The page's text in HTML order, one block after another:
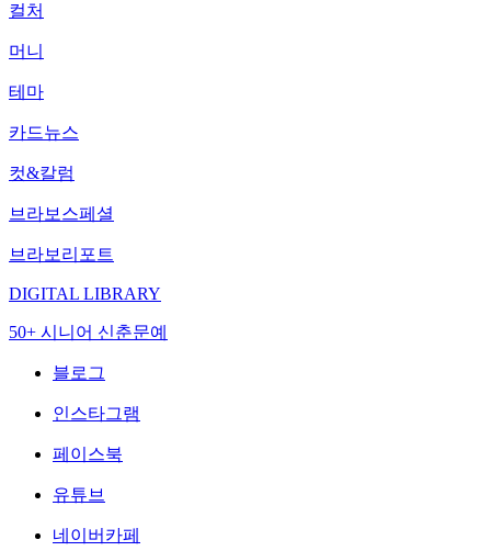
컬처
머니
테마
카드뉴스
컷&칼럼
브라보스페셜
브라보리포트
DIGITAL LIBRARY
50+ 시니어 신춘문예
블로그
인스타그램
페이스북
유튜브
네이버카페